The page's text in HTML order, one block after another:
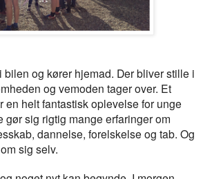
og kører hjemad. Der bliver stille i
og vemoden tager over. Et
en helt fantastisk oplevelse for unge
gør sig rigtig mange erfaringer om
dannelse, forelskelse og tab. Og
sig selv.